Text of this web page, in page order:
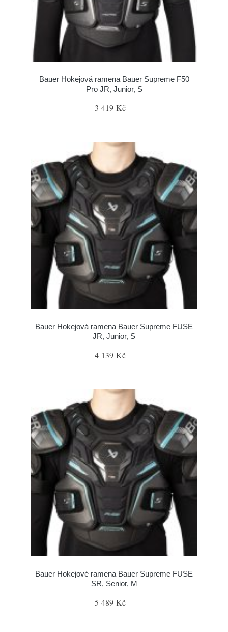
Bauer Hokejová ramena Bauer Supreme F50
Pro JR, Junior, S
3 419 Kč
Bauer Hokejová ramena Bauer Supreme FUSE
JR, Junior, S
4 139 Kč
Bauer Hokejové ramena Bauer Supreme FUSE
SR, Senior, M
5 489 Kč